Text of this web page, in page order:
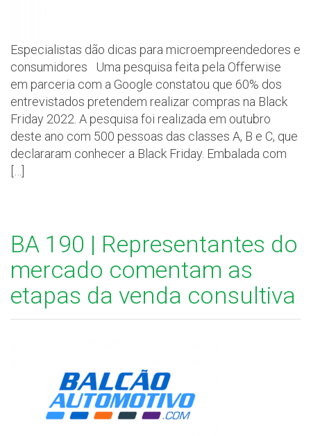
Especialistas dão dicas para microempreendedores e
consumidores Uma pesquisa feita pela Offerwise
em parceria com a Google constatou que 60% dos
entrevistados pretendem realizar compras na Black
Friday 2022. A pesquisa foi realizada em outubro
deste ano com 500 pessoas das classes A, B e C, que
declararam conhecer a Black Friday. Embalada com
[…]
BA 190 | Representantes do
mercado comentam as
etapas da venda consultiva